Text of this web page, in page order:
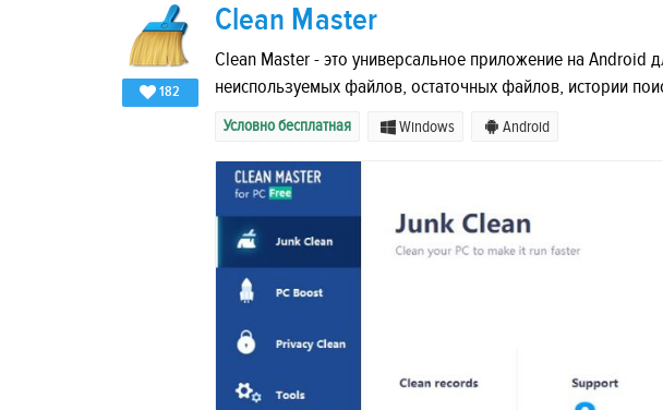
182
Clean Master
Clean Master - это универсальное приложение на Android
неиспользуемых файлов, остаточных файлов, истории
Условно бесплатная Windows Android